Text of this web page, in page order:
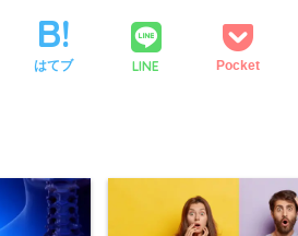
はてブ LINE Pocket